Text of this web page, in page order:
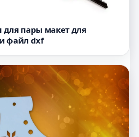
для пары макет для
файл dxf